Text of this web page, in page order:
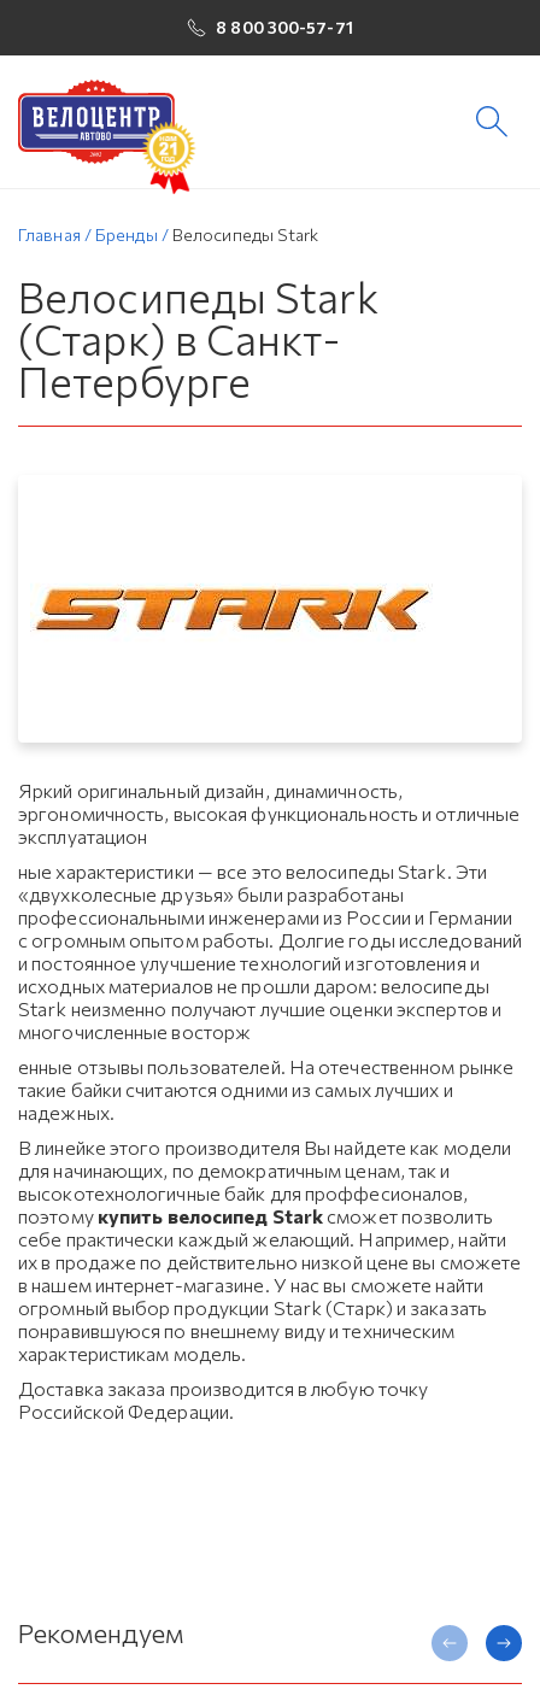
8 800 300-57-71
Главная / Бренды / Велосипеды Stark
Велосипеды Stark
(Старк) в Санкт-
Петербурге
Яркий оригинальный дизайн, динамичность,
эргономичность, высокая функциональность и отличные
эксплуатацион
ные характеристики — все это велосипеды Stark. Эти
«двухколесные друзья» были разработаны
профессиональными инженерами из России и Германии
с огромным опытом работы. Долгие годы исследований
и постоянное улучшение технологий изготовления и
исходных материалов не прошли даром: велосипеды
Stark неизменно получают лучшие оценки экспертов и
многочисленные восторж
енные отзывы пользователей. На отечественном рынке
такие байки считаются одними из самых лучших и
надежных.
В линейке этого производителя Вы найдете как модели
для начинающих, по демократичным ценам, так и
высокотехнологичные байк для проффесионалов,
поэтому купить велосипед Stark сможет позволить
себе практически каждый желающий. Например, найти
их в продаже по действительно низкой цене вы сможете
в нашем интернет-магазине. У нас вы сможете найти
огромный выбор продукции Stark (Старк) и заказать
понравившуюся по внешнему виду и техническим
характеристикам модель.
Доставка заказа производится в любую точку
Российской Федерации.
Рекомендуем